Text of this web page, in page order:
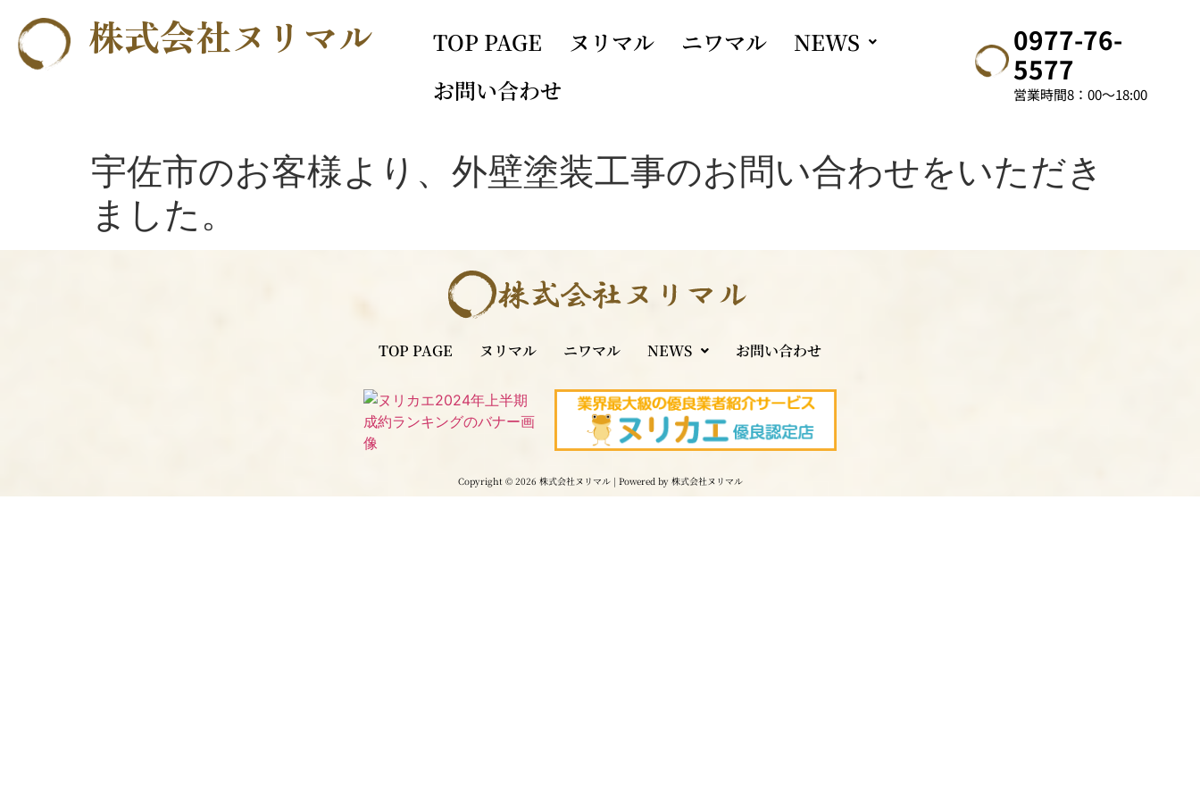
株式会社ヌリマル TOP PAGE ヌリマル ニワマル
NEWS
お問い合わせ
0977-76-
5577
営業時間8：00～18:00
宇佐市のお客様より、外壁塗装工事のお問い合わせをいただき
ました。
TOP PAGE ヌリマル ニワマル NEWS お問い合わせ
Copyright © 2026 株式会社ヌリマル | Powered by 株式会社ヌリマル